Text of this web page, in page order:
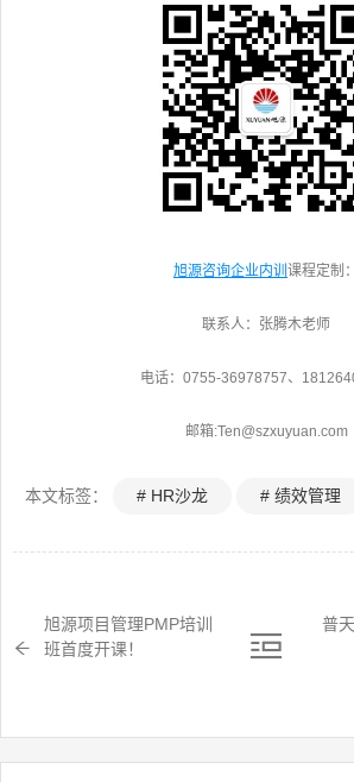
旭源咨询企业内训 课程定制：
联系人：张腾木老师
电话：0755-36978757、
邮箱:Ten@szxuyuan.com
本文标签： # HR沙龙 # 绩效管理
旭源项目管理PMP培训
班首度开课！
普